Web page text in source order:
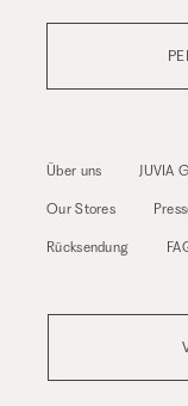
Über uns JUVIA
Our Stores
Rücksendung